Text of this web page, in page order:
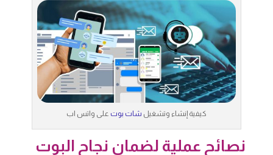
كيفية إنشاء وتشغيل شات بوت على واتس اب
نصائح عملية لضمان نجاح البوت